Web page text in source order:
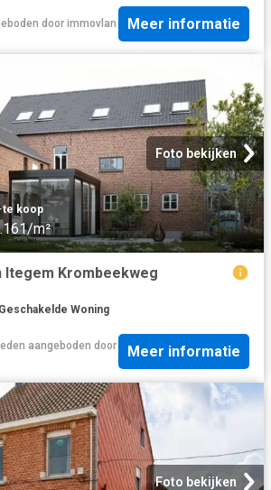
door immovlan Meer informatie
Foto bekijken
·te koop
m²
Itegem Krombeekweg
Geschakelde Woning
aangeboden door
Meer informatie
Foto bekijken